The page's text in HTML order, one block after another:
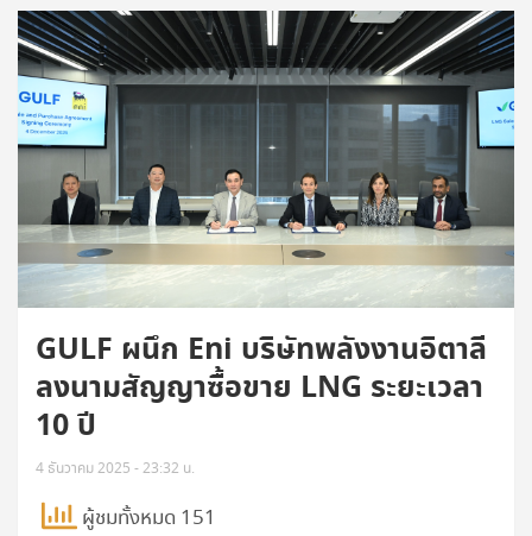
GULF ผนึก Eni บริษัทพลังงานอิตาลี
ลงนามสัญญาซื้อขาย LNG ระยะเวลา
10 ปี
4 ธันวาคม 2025 - 23:32 น.
ผู้ชมทั้งหมด 151